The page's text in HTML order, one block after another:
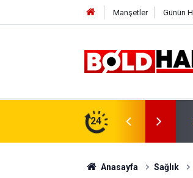
Manşetler Günün
24
Anasayfa Sağlık